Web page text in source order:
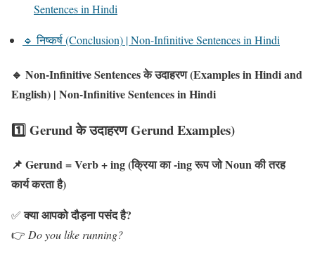
Sentences in Hindi
🔹 निष्कर्ष (Conclusion) | Non-Infinitive Sentences in Hindi
🔹 Non-Infinitive Sentences के उदाहरण (Examples in Hindi and
English) | Non-Infinitive Sentences in Hindi
1️⃣ Gerund के उदाहरण Gerund Examples)
📌 Gerund = Verb + ing (क्रिया का -ing रूप जो Noun की तरह
कार्य करता है)
✅क्या आपको दौड़ना पसंद है?
👉 Do you like running?